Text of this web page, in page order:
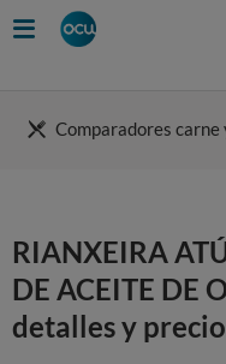
Comparadores carne
RIANXEIRA
DE ACEITE DE
detalles y precio